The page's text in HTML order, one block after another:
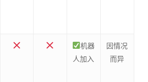
机器
人加入
因情况
而异